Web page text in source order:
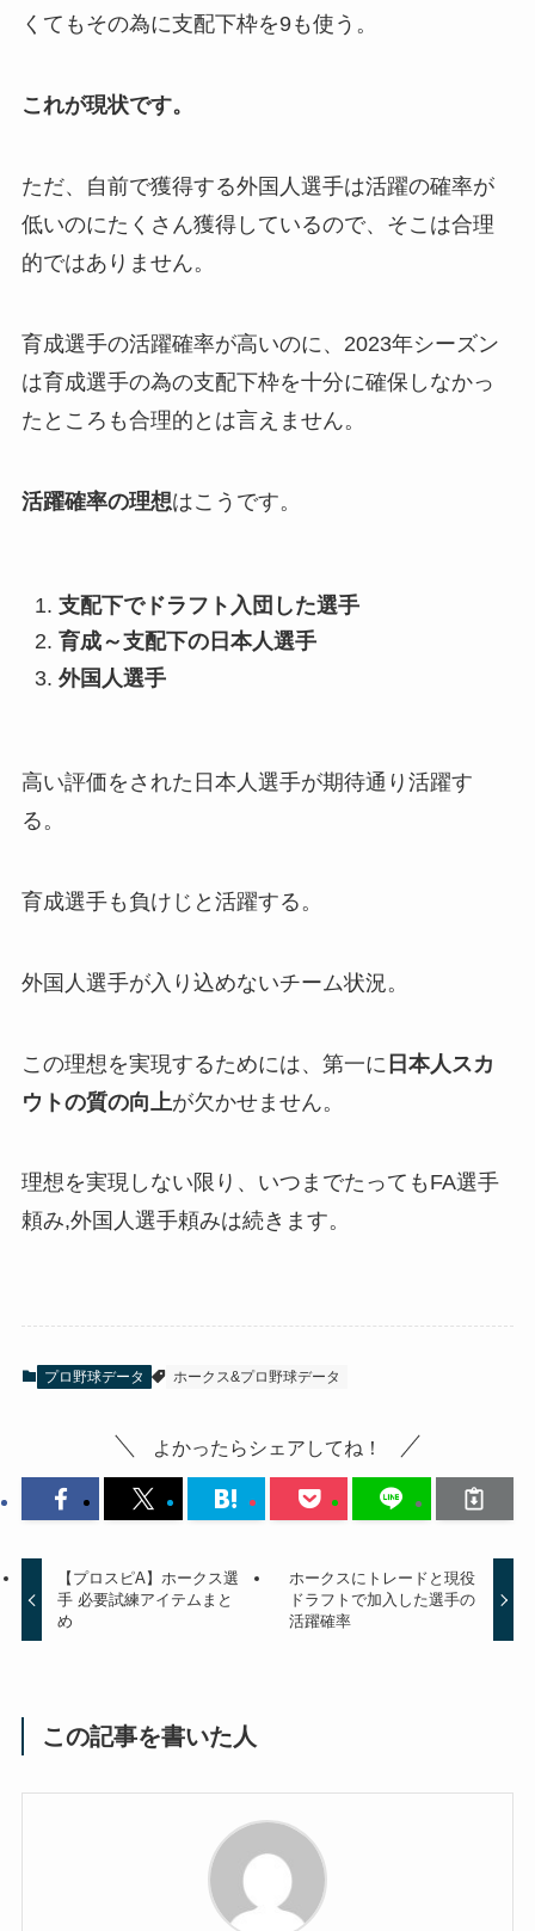
くてもその為に支配下枠を9も使う。
これが現状です。
ただ、自前で獲得する外国人選手は活躍の確率が
低いのにたくさん獲得しているので、そこは合理
的ではありません。
育成選手の活躍確率が高いのに、2023年シーズン
は育成選手の為の支配下枠を十分に確保しなかっ
たところも合理的とは言えません。
活躍確率の理想はこうです。
支配下でドラフト入団した選手
育成～支配下の日本人選手
外国人選手
高い評価をされた日本人選手が期待通り活躍す
る。
育成選手も負けじと活躍する。
外国人選手が入り込めないチーム状況。
この理想を実現するためには、第一に 日本人スカ
ウトの質の向上が欠かせません。
理想を実現しない限り、いつまでたってもFA選手
頼み,外国人選手頼みは続きます。
プロ野球データ ホークス&プロ野球データ
よかったらシェアしてね！
【プロスピA】ホークス選
手 必要試練アイテムまと
め
ホークスにトレードと現役
ドラフトで加入した選手の
活躍確率
この記事を書いた人